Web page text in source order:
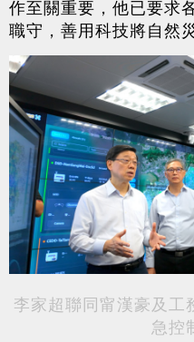
作至關重要，他已要求
職守，善用科技將自然
李家超聯同甯漢豪及工
急控